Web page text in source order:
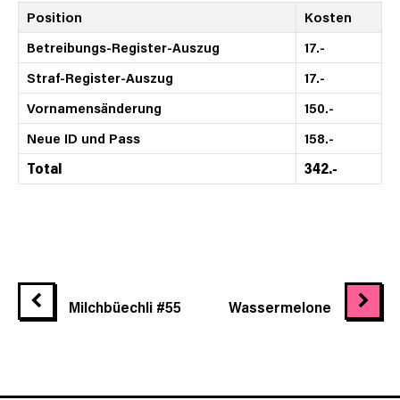
Position
Kosten
Betreibungs-Register-Auszug
17.-
Straf-Register-Auszug
17.-
Vornamensänderung
150.-
Neue ID und Pass
158.-
Total
342.-
Milchbüechli #55 Wassermelone